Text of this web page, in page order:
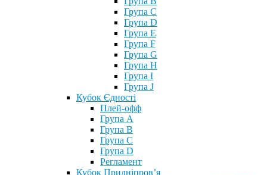
Група C
Група D
Група E
Група F
Група G
Група H
Група I
Група J
Кубок Єдності
Плей-офф
Група А
Група В
Група С
Група D
Регламент
Кубок Придніпров’я